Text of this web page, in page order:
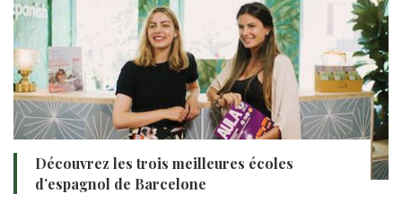
Découvrez les trois meilleures écoles
d’espagnol de Barcelone